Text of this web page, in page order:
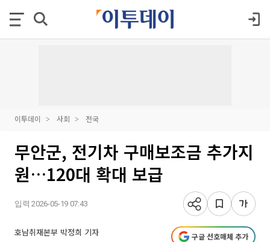
이투데이 사회 전국
무안군, 전기차 구매보조금 추가지
원…120대 확대 보급
입력 2026-05-19 07:43
호남취재본부 박정희 기자 구글 선호매체 추가